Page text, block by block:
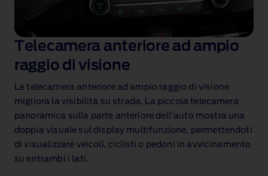
Telecamera anteriore ad ampio
raggio di visione
La telecamera anteriore ad ampio raggio di visione
migliora la visibilità su strada. La piccola telecamera
panoramica sulla parte anteriore dell'auto mostra una
doppia visuale sul display multifunzione, permettendoti
di visualizzare veicoli, ciclisti o pedoni in avvicinamento
su entrambi i lati.